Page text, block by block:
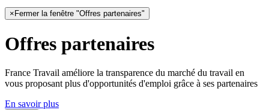
× Fermer la fenêtre "Offres partenaires"
Offres partenaires
France Travail améliore la transparence du marché du travail en
vous proposant plus d'opportunités d'emploi grâce à ses partenaires
En savoir plus